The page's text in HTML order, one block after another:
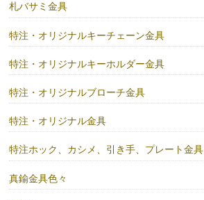
札バサミ金具
特注・オリジナルキーチェーン金具
特注・オリジナルキーホルダー金具
特注・オリジナルブローチ金具
特注・オリジナル金具
特注ホック、カシメ、引き手、プレート金具
真鍮金具色々